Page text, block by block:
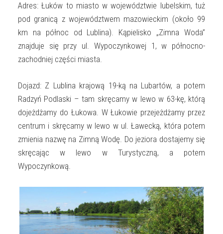
Adres: Łuków to miasto w województwie lubelskim, tuż
pod granicą z województwem mazowieckim (około 99
km na północ od Lublina). Kąpielisko „Zimna Woda”
znajduje się przy ul. Wypoczynkowej 1, w północno-
zachodniej części miasta.
Dojazd: Z Lublina krajową 19-ką na Lubartów, a potem
Radzyń Podlaski – tam skręcamy w lewo w 63-kę, którą
dojeżdżamy do Łukowa. W Łukowie przejeżdżamy przez
centrum i skręcamy w lewo w ul. Ławecką, która potem
zmienia nazwę na Zimną Wodę. Do jeziora dostajemy się
skręcając w lewo w Turystyczną, a potem
Wypoczynkową.